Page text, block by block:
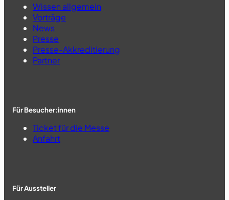
Wissen allgemein
Vorträge
News
Presse
Presse-Akkreditierung
Partner
Für Besucher:innen
Ticket für die Messe
Anfahrt
Für Aussteller